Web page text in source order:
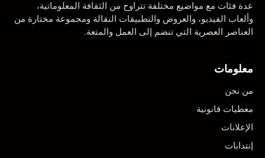
عدة فئات مع مواضيع مختلفة تتراوح من الثقافة المعلوماتية،
وألعاب الفيديو، والعروض والتطبيقات النقالة ومجموعة مختارة من
العناصر العصرية التي تنضم إلى العمل والمتعة.
معلومات
من نحن
معطيات قانونية
الإعلانات
إنتدابات